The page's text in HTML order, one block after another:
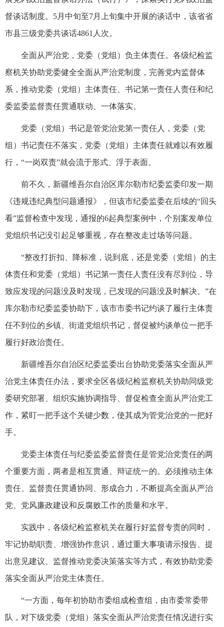
督谈话制度。5月中旬至7月上旬集中开展的谈话中，该省省
市县三级党委共谈话4861人次。
全面从严治党，党委（党组）负主体责任。各级纪检监
察机关协助党委健全全面从严治党制度，完善党内监督体
系，推动党委（党组）主体责任、书记第一责任人责任和纪
委监委监督责任贯通联动、一体落实。
党委（党组）书记是管党治党第一责任人，党委（党
组）书记责任不落实，党委（党组）主体责任就难以有效履
行，“一岗双责”就会流于形式、浮于表面。
前不久，新疆维吾尔自治区库尔勒市纪委监委印发一期
《违规违纪典型问题通报》，但该市纪委监委在后续的“回头
看”监督检查中发现，通报的6起典型案例中，个别案发单位
党组织书记没引起足够重视，存在整改走过场等问题。
“整改打折扣、降标准，说到底，还是党委（党组）的主
体责任和党委（党组）书记第一责任人责任没有尽到位，导
致应发现的问题没及时发现，已发现的问题没及时解决。”在
库尔勒市纪委监委协助下，该市市委书记约谈了履行主体责
任不到位的乡镇、街道党组织书记，督促被约谈单位一把手
履行好政治责任。
新疆维吾尔自治区纪委监委出台协助党委落实全面从严
治党主体责任办法，要求全区各级纪检监察机关协助同级党
委研究部署、组织实施协调指导、督促检查全面从严治党工
作，紧盯一把手这个关键少数，使其成为管党治党的一把好
手。
党委主体责任与纪委监委监督责任是管党治党责任的两
个重要方面，两者是相互贯通、辩证统一的。必须推动主体
责任、监督责任贯通协同、形成合力，不断提高全面从严治
党、党风廉政建设和反腐败工作的质量和水平。
实践中，各级纪检监察机关在履行好监督专责的同时，
牢记协助职责、增强协作意识，通过重大事项请示报告、提
出意见建议、监督推动党委决策落实等方式，有效协助党委
落实全面从严治党主体责任。
“一方面，每年初协助市委组成检查组，由市委常委带
队，对下级党委（党组）落实全面从严治党责任情况进行实